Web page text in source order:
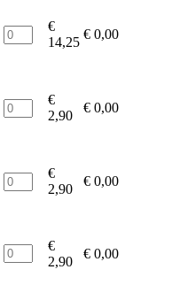
€
14,25
€ 0,00
€
2,90
€ 0,00
€
2,90
€ 0,00
€
2,90
€ 0,00